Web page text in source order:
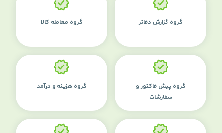
گروه گزارش دفاتر گروه معامله کالا
گروه پیش فاکتور و
سفارشات
گروه هزینه و درآمد